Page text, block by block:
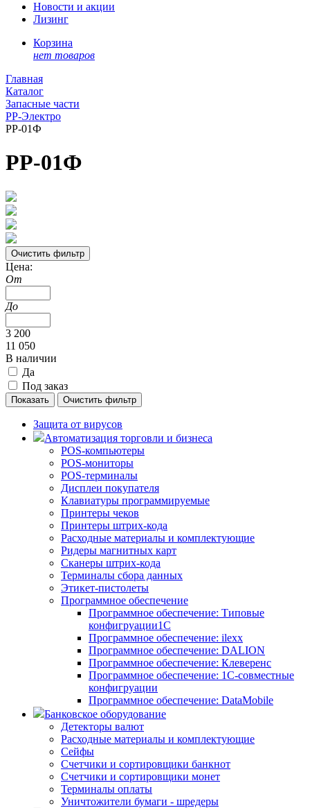
Новости и акции
Лизинг
Корзина
нет товаров
Главная
Каталог
Запасные части
РР-Электро
РР-01Ф
РР-01Ф
Цена:
От
До
3 200
11 050
В наличии
Да
Под заказ
Защита от вирусов
Автоматизация торговли и бизнеса
POS-компьютеры
POS-мониторы
POS-терминалы
Дисплеи покупателя
Клавиатуры программируемые
Принтеры чеков
Принтеры штрих-кода
Расходные материалы и комплектующие
Ридеры магнитных карт
Сканеры штрих-кода
Терминалы сбора данных
Этикет-пистолеты
Программное обеспечение
Программное обеспечение: Типовые
конфигруации1С
Программное обеспечение: ilexx
Программное обеспечение: DALION
Программное обеспечение: Клеверенс
Программное обеспечение: 1С-совместные
конфигруации
Программное обеспечение: DataMobile
Банковское оборудование
Детекторы валют
Расходные материалы и комплектующие
Сейфы
Счетчики и сортировщики банкнот
Счетчики и сортировщики монет
Терминалы оплаты
Уничтожители бумаги - шредеры